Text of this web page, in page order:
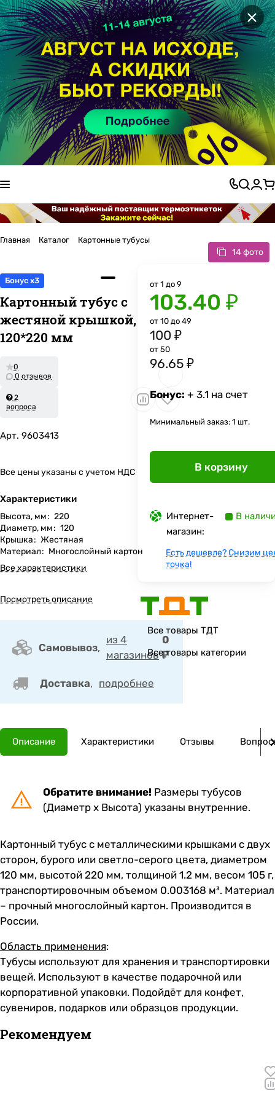
×
Главная Каталог Картонные тубусы
14 фото
Бонус x3
Картонный тубус с
жестяной крышкой,
120*220 мм
0
0 отзывов
2
вопроса
Арт. 9603413
Все цены указаны с учетом НДС
Характеристики
Высота, мм: 220
Диаметр, мм: 120
Крышка: Жестяная
Материал: Многослойный картон
Все характеристики
Посмотреть описание
Самовывоз,
из 4
магазинов
0
₽
Доставка, подробнее
от 1 до 9
103.40 ₽
от 10 до 49
100 ₽
от 50
96.65 ₽
Бонус: + 3.1 на счет
Минимальный заказ: 1 шт.
В корзину
Интернет-
магазин:
В
Есть дешевле? Снизим
точка!
Все товары ТДТ
Все товары категории
Описание Характеристики Отзывы
Обратите внимание! Размеры тубусов
(Диаметр х Высота) указаны внутренние.
Картонный тубус с металлическими крышками с двух
сторон, бурого или светло-серого цвета, диаметром
120 мм, высотой 220 мм, толщиной 1.2 мм, весом 105 г,
транспортировочным объемом 0.003168 м³. Материал
– прочный многослойный картон. Производится в
России.
Область применения:
Тубусы используют для хранения и транспортировки
вещей. Используют в качестве подарочной или
корпоративной упаковки. Подойдёт для конфет,
сувениров, подарков или образцов продукции.
Рекомендуем